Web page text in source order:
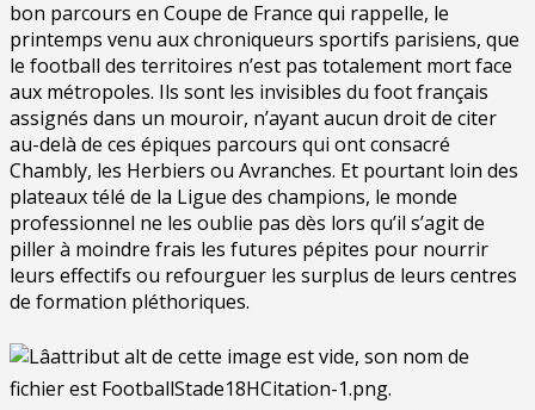
bon parcours en Coupe de France qui rappelle, le
printemps venu aux chroniqueurs sportifs parisiens, que
le football des territoires n’est pas totalement mort face
aux métropoles. Ils sont les invisibles du foot français
assignés dans un mouroir, n’ayant aucun droit de citer
au-delà de ces épiques parcours qui ont consacré
Chambly, les Herbiers ou Avranches. Et pourtant loin des
plateaux télé de la Ligue des champions, le monde
professionnel ne les oublie pas dès lors qu’il s’agit de
piller à moindre frais les futures pépites pour nourrir
leurs effectifs ou refourguer les surplus de leurs centres
de formation pléthoriques.